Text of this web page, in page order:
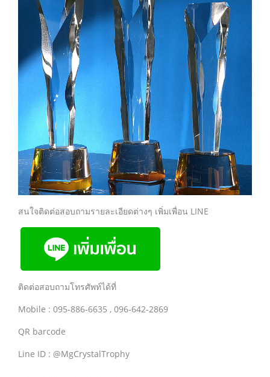
สนใจติดต่อสอบถามรายละเอียดต่างๆ เพิ่มเพื่อน LINE
ติดต่อสอบถามโทรศัพท์ได้ที่
Mobile : 095-886-6635 , 096-642-2869
QR barcode
Line ID : @MgCrystalTrophy